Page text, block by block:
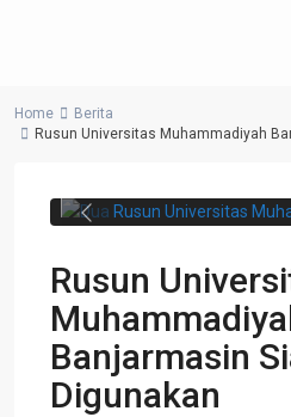
Home
Berita
Rusun Universitas Muhammadiyah
Dua Rusun
Previous
Rusun
Banjarmasin
Digunakan